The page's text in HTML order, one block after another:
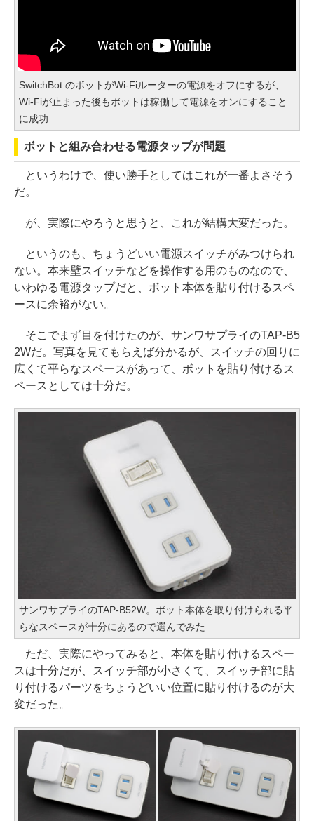
SwitchBot のボットがWi-Fiルーターの電源をオフにするが、
Wi-Fiが止まった後もボットは稼働して電源をオンにすること
に成功
ボットと組み合わせる電源タップが問題
というわけで、使い勝手としてはこれが一番よさそう
だ。
が、実際にやろうと思うと、これが結構大変だった。
というのも、ちょうどいい電源スイッチがみつけられ
ない。本来壁スイッチなどを操作する用のものなので、
いわゆる電源タップだと、ボット本体を貼り付けるスペ
ースに余裕がない。
そこでまず目を付けたのが、サンワサプライのTAP-B5
2Wだ。写真を見てもらえば分かるが、スイッチの回りに
広くて平らなスペースがあって、ボットを貼り付けるス
ペースとしては十分だ。
サンワサプライのTAP-B52W。ボット本体を取り付けられる平
らなスペースが十分にあるので選んでみた
ただ、実際にやってみると、本体を貼り付けるスペー
スは十分だが、スイッチ部が小さくて、スイッチ部に貼
り付けるパーツをちょうどいい位置に貼り付けるのが大
変だった。